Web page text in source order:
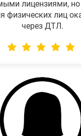
лицензиями,
физических лиц
через ДТЛ.